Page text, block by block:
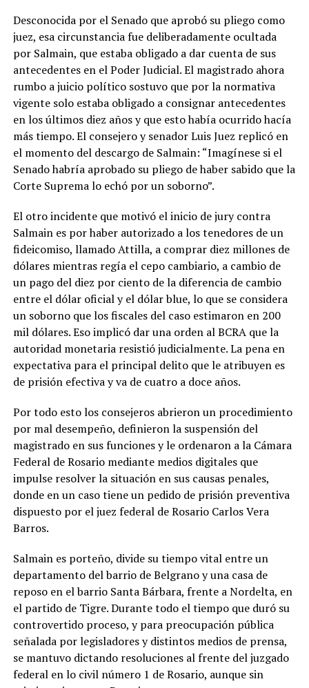
Desconocida por el Senado que aprobó su pliego como
juez, esa circunstancia fue deliberadamente ocultada
por Salmain, que estaba obligado a dar cuenta de sus
antecedentes en el Poder Judicial. El magistrado ahora
rumbo a juicio político sostuvo que por la normativa
vigente solo estaba obligado a consignar antecedentes
en los últimos diez años y que esto había ocurrido hacía
más tiempo. El consejero y senador Luis Juez replicó en
el momento del descargo de Salmain: “Imagínese si el
Senado habría aprobado su pliego de haber sabido que la
Corte Suprema lo echó por un soborno”.
El otro incidente que motivó el inicio de jury contra
Salmain es por haber autorizado a los tenedores de un
fideicomiso, llamado Attilla, a comprar diez millones de
dólares mientras regía el cepo cambiario, a cambio de
un pago del diez por ciento de la diferencia de cambio
entre el dólar oficial y el dólar blue, lo que se considera
un soborno que los fiscales del caso estimaron en 200
mil dólares. Eso implicó dar una orden al BCRA que la
autoridad monetaria resistió judicialmente. La pena en
expectativa para el principal delito que le atribuyen es
de prisión efectiva y va de cuatro a doce años.
Por todo esto los consejeros abrieron un procedimiento
por mal desempeño, definieron la suspensión del
magistrado en sus funciones y le ordenaron a la Cámara
Federal de Rosario mediante medios digitales que
impulse resolver la situación en sus causas penales,
donde en un caso tiene un pedido de prisión preventiva
dispuesto por el juez federal de Rosario Carlos Vera
Barros.
Salmain es porteño, divide su tiempo vital entre un
departamento del barrio de Belgrano y una casa de
reposo en el barrio Santa Bárbara, frente a Nordelta, en
el partido de Tigre. Durante todo el tiempo que duró su
controvertido proceso, y para preocupación pública
señalada por legisladores y distintos medios de prensa,
se mantuvo dictando resoluciones al frente del juzgado
federal en lo civil número 1 de Rosario, aunque sin